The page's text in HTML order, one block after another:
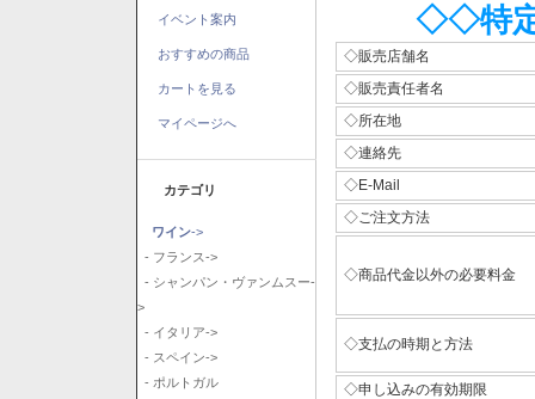
イベント案内
おすすめの商品
カートを見る
マイページへ
カテゴリ
ワイン->
- フランス->
- シャンパン・ヴァンムスー-
>
- イタリア->
- スペイン->
- ポルトガル
◇◇特
◇販売店舗名
◇販売責任者名
◇所在地
◇連絡先
◇E-Mail
◇ご注文方法
◇商品代金以外の必要料金
◇支払の時期と方法
◇申し込みの有効期限